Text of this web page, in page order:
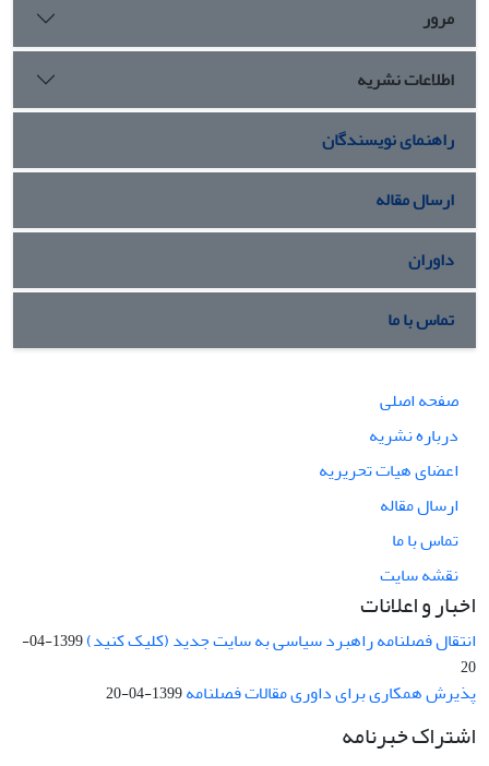
مرور
اطلاعات نشریه
راهنمای نویسندگان
ارسال مقاله
داوران
تماس با ما
صفحه اصلی
درباره نشریه
اعضای هیات تحریریه
ارسال مقاله
تماس با ما
نقشه سایت
اخبار و اعلانات
انتقال فصلنامه راهبرد سیاسی به سایت جدید (کلیک کنید)
1399-04-
20
پذیرش همکاری برای داوری مقالات فصلنامه1399-04-20
اشتراک خبرنامه